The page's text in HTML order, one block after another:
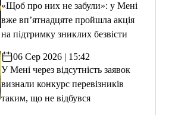
«Щоб про них не забули»: у Мені
вже вп’ятнадцяте пройшла акція
на підтримку зниклих безвісти
06 Сер 2026 | 15:42
У Мені через відсутність заявок
визнали конкурс перевізників
таким, що не відбувся